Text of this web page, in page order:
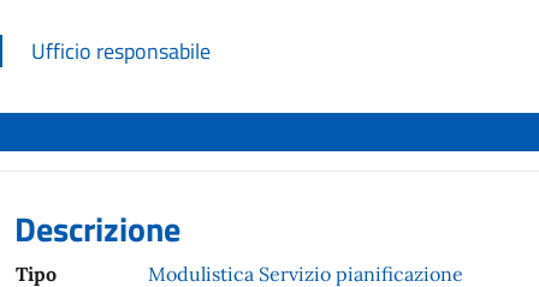
Ufficio responsabile
Descrizione
Tipo
Modulistica Servizio pianificazione